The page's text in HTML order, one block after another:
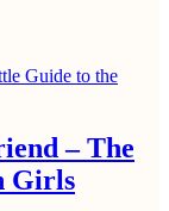
– The
Girls